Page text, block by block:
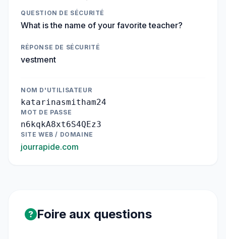
QUESTION DE SÉCURITÉ
What is the name of your favorite teacher?
RÉPONSE DE SÉCURITÉ
vestment
NOM D'UTILISATEUR
katarinasmitham24
MOT DE PASSE
n6kqkA8xt6S4QEz3
SITE WEB / DOMAINE
jourrapide.com
Foire aux questions